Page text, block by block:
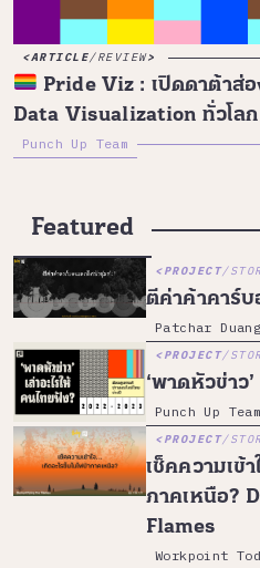
ARTICLE/REVIEW
Pride Viz : เปิดดาต้าส่
Data Visualization ทั่วโลก
Punch Up Team
Featured
PROJECT/
ตีค่าค้าคาร์
Patchar
PROJECT/
‘พาดหัวข่าว
Punch Up Team
PROJECT/
เช็คความเข้า
ภาคเหนือ?
Flames
Workpoint